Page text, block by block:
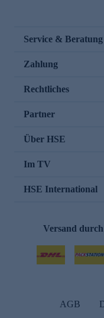
Service & Beratung
Zahlung
Rechtliches
Partner
Über HSE
Im TV
HSE International
Versand durch
AGB